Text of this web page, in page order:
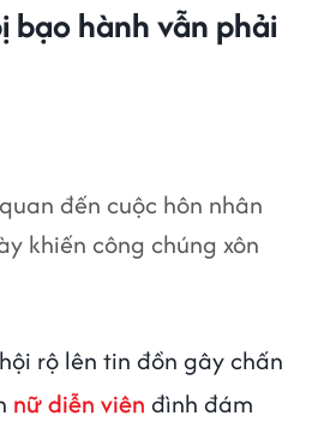
bạo hành vẫn phải
đến cuộc hôn nhân
khiến công chúng xôn
rộ lên tin đồn gây chấn
nữ diễn viên đình đám